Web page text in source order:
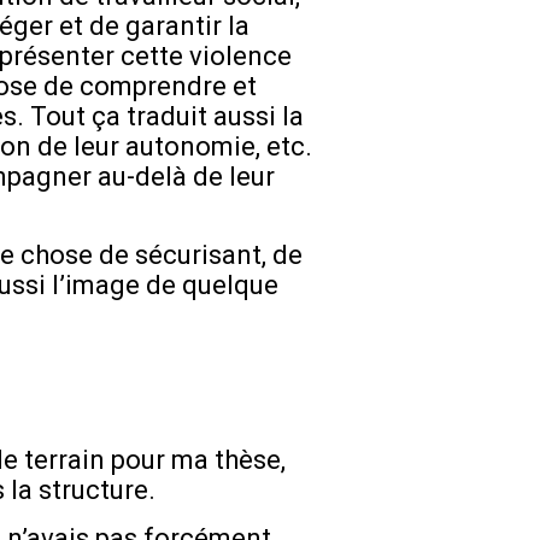
et de garantir la
cette violence
de comprendre et
Tout ça traduit aussi la
de leur autonomie, etc.
au-delà de leur
chose de sécurisant, de
l’image de quelque
terrain pour ma thèse,
la structure.